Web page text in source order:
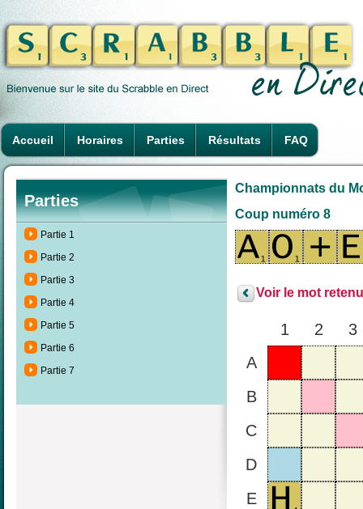
Accueil Horaires Parties Résultats FAQ
Parties
Partie 1
Partie 2
Partie 3
Partie 4
Partie 5
Partie 6
Partie 7
Championnats du
Coup numéro 8
Voir le mot
1 2
3
A
B
C
D
E